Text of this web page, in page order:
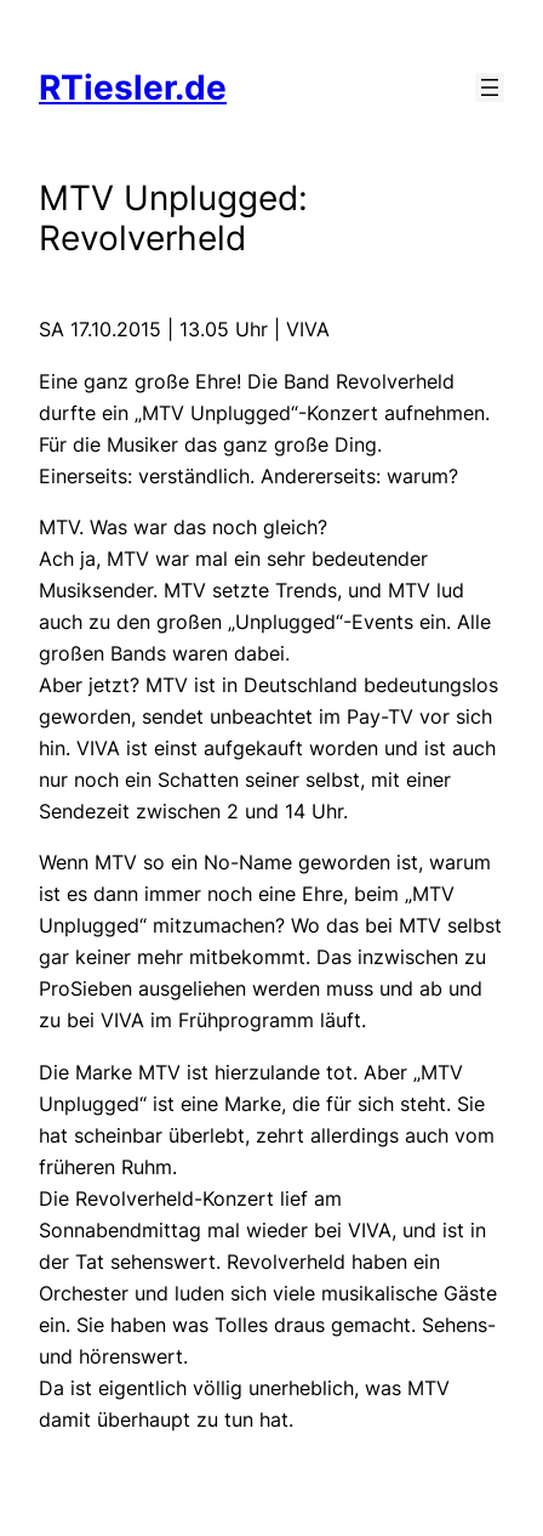
springen
RTiesler.de
MTV Unplugged:
Revolverheld
SA 17.10.2015 | 13.05 Uhr | VIVA
Eine ganz große Ehre! Die Band Revolverheld
durfte ein „MTV Unplugged“-Konzert aufnehmen.
Für die Musiker das ganz große Ding.
Einerseits: verständlich. Andererseits: warum?
MTV. Was war das noch gleich?
Ach ja, MTV war mal ein sehr bedeutender
Musiksender. MTV setzte Trends, und MTV lud
auch zu den großen „Unplugged“-Events ein. Alle
großen Bands waren dabei.
Aber jetzt? MTV ist in Deutschland bedeutungslos
geworden, sendet unbeachtet im Pay-TV vor sich
hin. VIVA ist einst aufgekauft worden und ist auch
nur noch ein Schatten seiner selbst, mit einer
Sendezeit zwischen 2 und 14 Uhr.
Wenn MTV so ein No-Name geworden ist, warum
ist es dann immer noch eine Ehre, beim „MTV
Unplugged“ mitzumachen? Wo das bei MTV selbst
gar keiner mehr mitbekommt. Das inzwischen zu
ProSieben ausgeliehen werden muss und ab und
zu bei VIVA im Frühprogramm läuft.
Die Marke MTV ist hierzulande tot. Aber „MTV
Unplugged“ ist eine Marke, die für sich steht. Sie
hat scheinbar überlebt, zehrt allerdings auch vom
früheren Ruhm.
Die Revolverheld-Konzert lief am
Sonnabendmittag mal wieder bei VIVA, und ist in
der Tat sehenswert. Revolverheld haben ein
Orchester und luden sich viele musikalische Gäste
ein. Sie haben was Tolles draus gemacht. Sehens-
und hörenswert.
Da ist eigentlich völlig unerheblich, was MTV
damit überhaupt zu tun hat.